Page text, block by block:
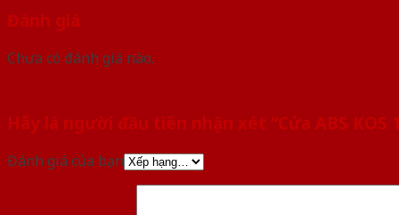
Đánh giá
Chưa có đánh giá nào.
Hãy là người đầu tiên nhận xét “Cửa ABS KOS
Đánh giá của bạn